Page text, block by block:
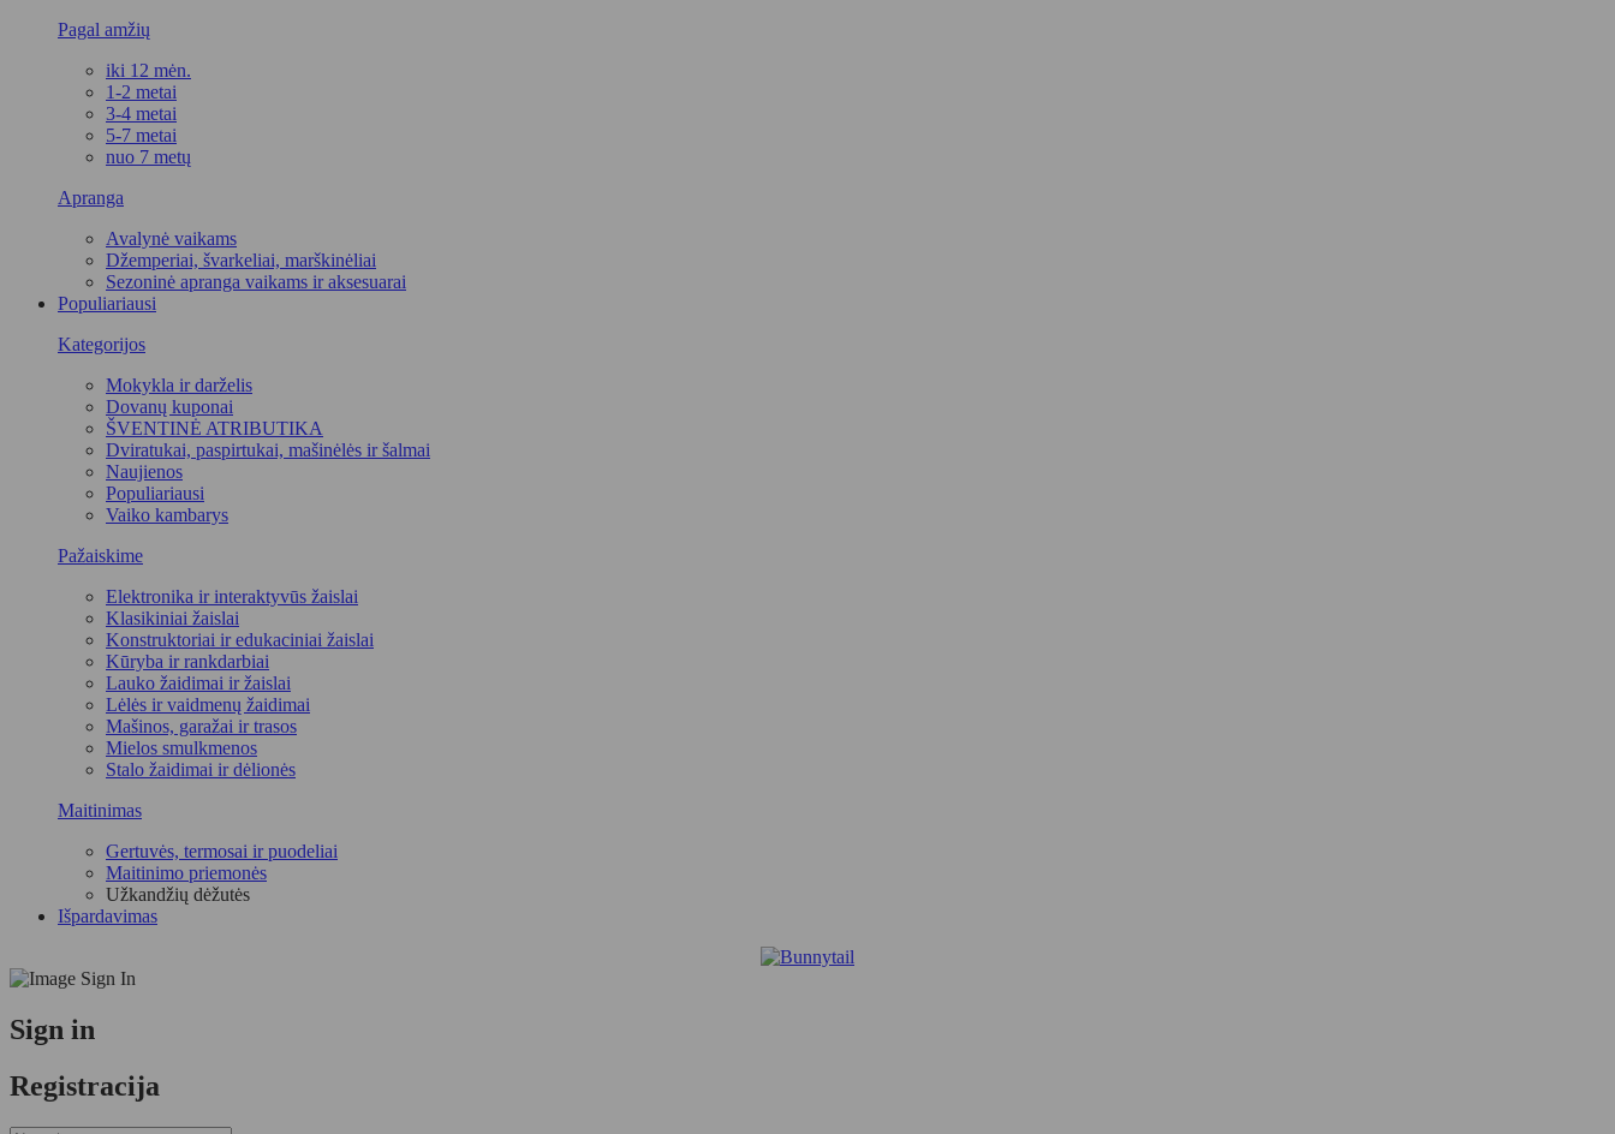
Pagal amžių
iki 12 mėn.
1-2 metai
3-4 metai
5-7 metai
nuo 7 metų
Apranga
Avalynė vaikams
Džemperiai, švarkeliai, marškinėliai
Sezoninė apranga vaikams ir aksesuarai
Populiariausi
Kategorijos
Mokykla ir darželis
Dovanų kuponai
ŠVENTINĖ ATRIBUTIKA
Dviratukai, paspirtukai, mašinėlės ir šalmai
Naujienos
Populiariausi
Vaiko kambarys
Pažaiskime
Elektronika ir interaktyvūs žaislai
Klasikiniai žaislai
Konstruktoriai ir edukaciniai žaislai
Kūryba ir rankdarbiai
Lauko žaidimai ir žaislai
Lėlės ir vaidmenų žaidimai
Mašinos, garažai ir trasos
Mielos smulkmenos
Stalo žaidimai ir dėlionės
Maitinimas
Gertuvės, termosai ir puodeliai
Maitinimo priemonės
Užkandžių dėžutės
Išpardavimas
Sign in
Registracija